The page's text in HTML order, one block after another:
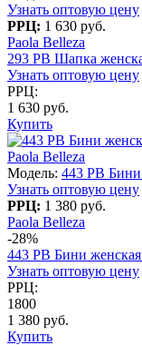
Узнать оптовую цену
РРЦ: 1 630 руб.
Paola Belleza
293 PB Шапка
Узнать оптовую цену
РРЦ:
1 630 руб.
Купить
Paola Belleza
Модель: 443 PB
Узнать оптовую цену
РРЦ: 1 380 руб.
Paola Belleza
-28%
443 PB Бини
Узнать оптовую цену
РРЦ:
1800
1 380 руб.
Купить